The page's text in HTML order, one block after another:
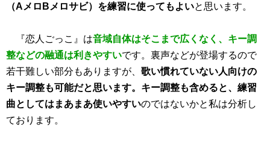
（AメロBメロサビ）を練習に使ってもよいと思います。
『恋人ごっこ』は音域自体はそこまで広くなく、キー調
整などの融通は利きやすいです。裏声などが登場するので
若干難しい部分もありますが、 歌い慣れていない人向けの
キー調整も可能だと思います。キー調整も含めると、練習
曲としてはまあまあ使いやすいのではないかと私は分析し
ております。